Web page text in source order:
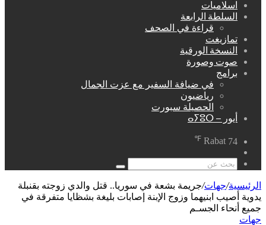
اسلاميات
السلطة الرابعة
قراءة في الصحف
تمازيغت
النسخة الورقية
صوت وصورة
برامج
في ضيافة السفير مع عزت الجمال
رياضيون
الحصيلة سبورت
أيور – ⴰⵢⵓⵔ
Rabat 74
℉
عشوائي
بحث
عن
الرئيسية/جهات/جريمة بشعة في سوريا.. قتل والدي زوجته بقنبلة
يدوية أصيب ابنيهما وزوج الإبنة إصابات بليغة بشظايا متفرقة في
جميع أنحاء الجسـم
جهات